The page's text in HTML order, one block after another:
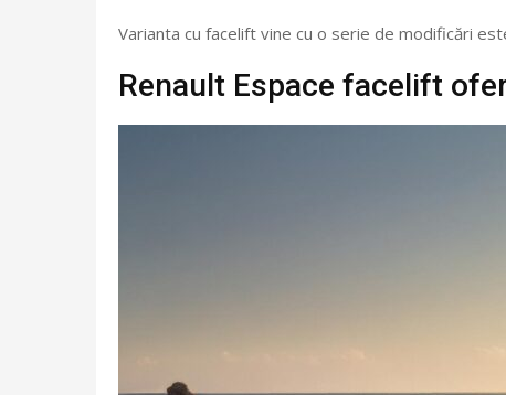
Varianta cu facelift vine cu o serie de modificări
Renault Espace facelift